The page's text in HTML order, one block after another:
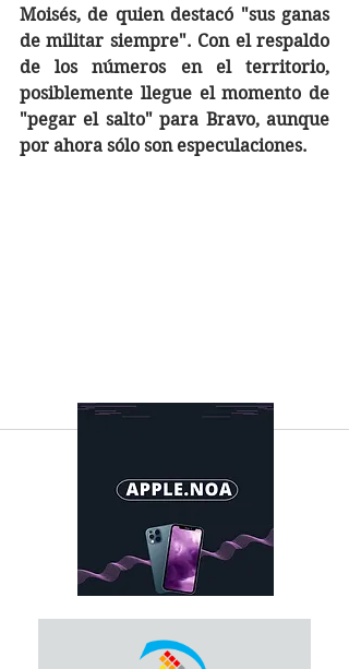
Moisés, de quien destacó "sus ganas
de militar siempre". Con el respaldo
de los números en el territorio,
posiblemente llegue el momento de
"pegar el salto" para Bravo, aunque
por ahora sólo son especulaciones.